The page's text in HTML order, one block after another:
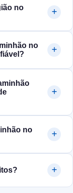
no
no
no